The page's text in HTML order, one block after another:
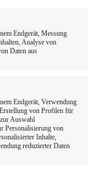
Endgerät, Messung
Analyse von
Daten aus
Endgerät, Verwendung
von Profilen für
Auswahl
Personalisierung von
Inhalte,
reduzierter Daten